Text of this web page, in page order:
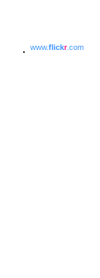
www.flickr.com